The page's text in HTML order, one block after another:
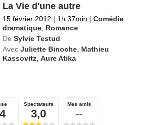
La Vie d'une autre
15 février 2012 | 1h 37min | Comédie
dramatique Romance
De Sylvie Testud
Avec Juliette Binoche Mathieu
Kassovitz ,Aure Atika
Spectateurs
3,0
Mes amis
--